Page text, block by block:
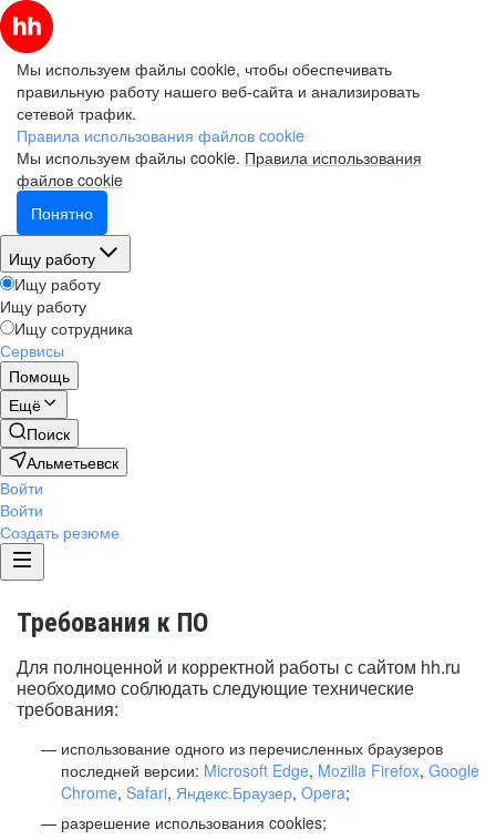
Мы используем файлы cookie, чтобы обеспечивать
правильную работу нашего веб-сайта и анализировать
сетевой трафик.
Правила использования файлов cookie
Мы используем файлы cookie. Правила использования
файлов cookie
Понятно
Ищу работу
Ищу работу
Ищу работу
Ищу сотрудника
Сервисы
Помощь
Ещё
Поиск
Альметьевск
Войти
Войти
Создать резюме
Требования к ПО
Для полноценной и корректной работы с сайтом hh.ru
необходимо соблюдать следующие технические
требования:
использование одного из перечисленных браузеров
последней версии: Microsoft Edge, Mozilla Firefox, Google
Chrome, Safari, Яндекс.Браузер, Opera;
разрешение использования cookies;